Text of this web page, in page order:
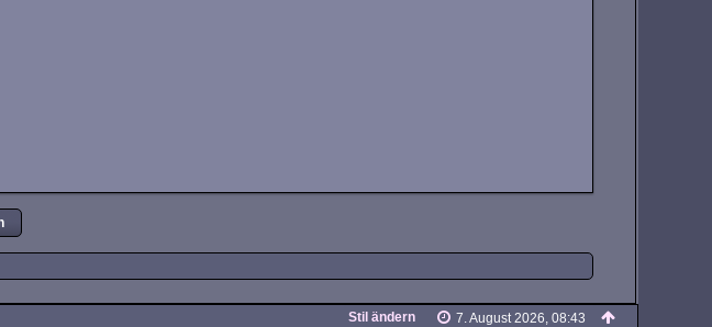
7. August 2026, 08:43
Stil ändern